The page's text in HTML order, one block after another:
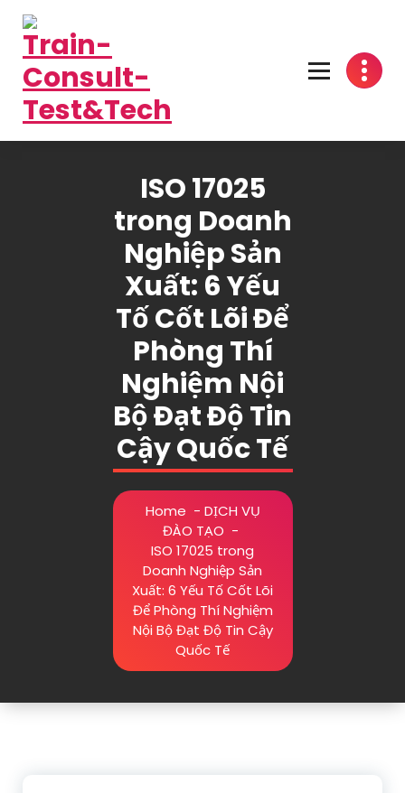
content
ISO 17025
trong Doanh
Nghiệp Sản
Xuất: 6 Yếu
Tố Cốt Lõi Để
Phòng Thí
Nghiệm Nội
Bộ Đạt Độ Tin
Cậy Quốc Tế
Home - DỊCH VỤ
ĐÀO TẠO -
ISO 17025 trong
Doanh Nghiệp Sản
Xuất: 6 Yếu Tố Cốt Lõi
Để Phòng Thí Nghiệm
Nội Bộ Đạt Độ Tin Cậy
Quốc Tế